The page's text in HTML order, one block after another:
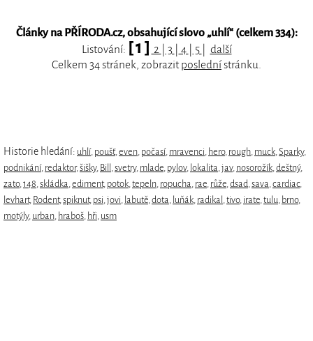
Články na PŘÍRODA.cz, obsahující slovo „uhlí“ (celkem 334):
Listování: [ 1 ] 2 3 4 5
další
Celkem 34 stránek, zobrazitposlednístránku.
Historie hledání: uhlí, poušť, even počasí, mravenci hero, rough muck Sparky,
podnikání, redaktor, šišky, Bill svetry, mlade pylov, lokalita jav, nosorožík deštný,
zato, 148 skládka ediment, potok tepeln ropucha rae růže dsad sava cardiac,
levhart, Rodent, spiknut, psi jovi labutě dota luňák radikal tivo, irate tulu brno,
motýly, urban hraboš hři usm